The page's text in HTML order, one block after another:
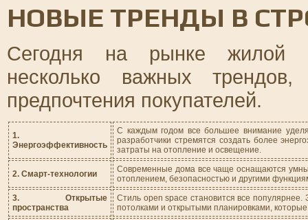
НОВЫЕ ТРЕНДЫ В
Сегодня на рынке жилой
несколько важных
предпочтения покупателей.
1.
Энергоэффективность
С каждым годом все большее внимание
разработчики стремятся создать более
затраты на отопление и освещение.
2. Смарт-технологии
Современные дома все чаще оснащаются
отоплением, безопасностью и другими
3. Открытые
пространства
Стиль open space становится все
потолками и открытыми планировками,